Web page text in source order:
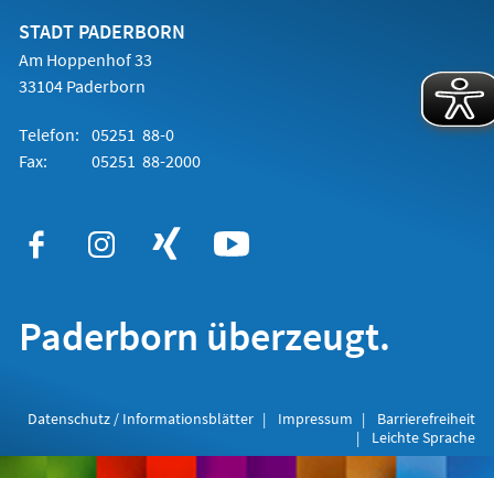
STADT PADERBORN
Am Hoppenhof 33
33104 Paderborn
Telefon: 05251 88-0
Fax:
05251 88-2000
Paderborn überzeugt.
Datenschutz / Informationsblätter Impressum
Barrierefreiheit
Leichte Sprache